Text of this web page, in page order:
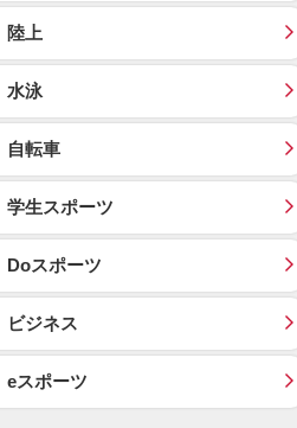
陸上
水泳
自転車
学生スポーツ
Doスポーツ
ビジネス
eスポーツ